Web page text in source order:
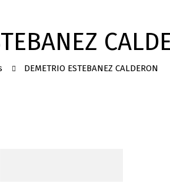
DEMETRIO ESTEBANEZ CALDERON